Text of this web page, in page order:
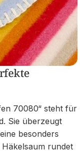
70080“ steht für
Sie überzeugt
besonders
rundet